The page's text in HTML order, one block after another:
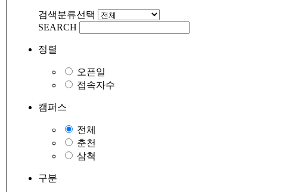
검색분류선택
SEARCH
정렬
오픈일
접속자수
캠퍼스
전체
춘천
삼척
구분